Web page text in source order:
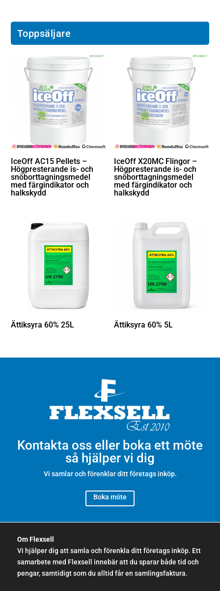
Toppsäljare
IceOff AC15 Pellets –
Högpresterande is- och
snöborttagningsmedel
med färgindikator och
halkskydd
IceOff X20MC Flingor –
Högpresterande is- och
snöborttagningsmedel
med färgindikator och
halkskydd
Ättiksyra 60% 25L Ättiksyra 60% 5L
Kontakta oss eller boka ett möte
så hjälper vi dig
Vi samlar och förenklar ditt företags inköp.
Boka möte
Om Flexsell
Vi hjälper dig att samla och förenkla ditt företags inköp. Ett
samarbete med Flexsell innebär att du sparar både tid och
pengar, samtidigt som du alltid får en samlingsfaktura.